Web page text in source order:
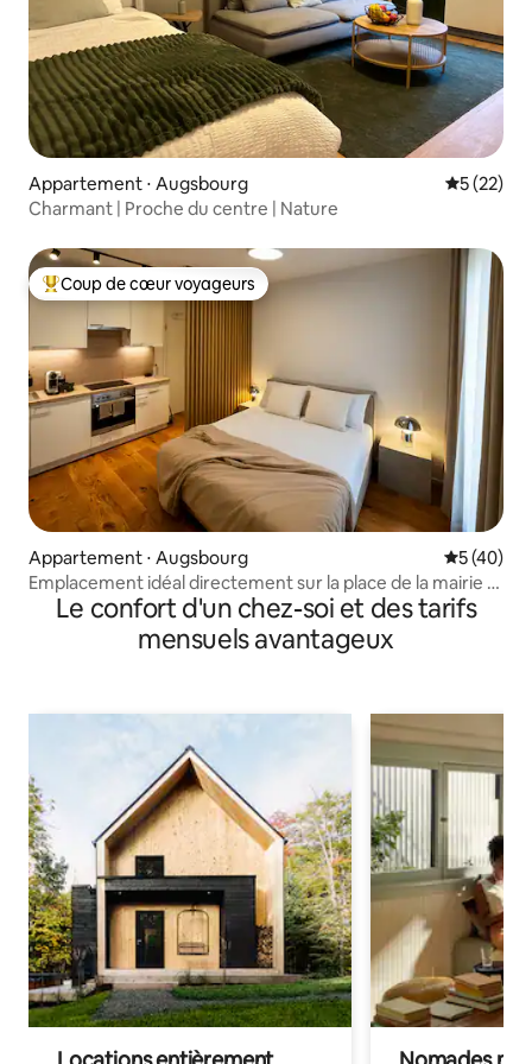
Appartement ⋅ Augsbourg
5 (22)
Charmant | Proche du centre | Nature
Coups de cœur voyageurs les plus appréciés
Coup de cœur voyageurs
Appartement ⋅ Augsbourg
5 (40)
Emplacement idéal directement sur la place de la mairie •
Wi-Fi haut débit
Le confort d'un chez-soi et des tarifs
mensuels avantageux